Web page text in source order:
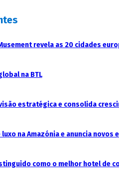
revela as 20 cidades
na BTL
estratégica e consolida
na Amazónia e anuncia
como o melhor hotel de